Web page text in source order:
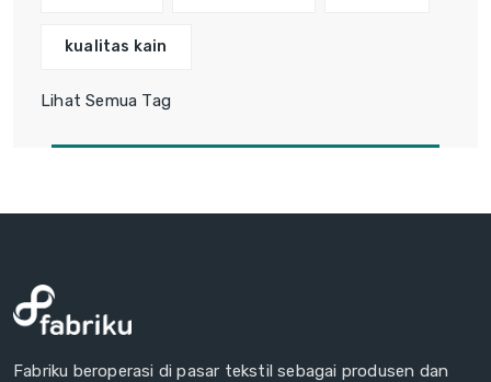
kualitas kain
Lihat Semua Tag
Fabriku beroperasi di pasar tekstil sebagai produsen dan